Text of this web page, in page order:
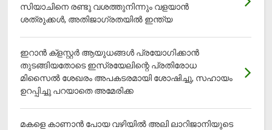
സിയാചിനെ രണ്ടു വശത്തുനിന്നും വളയാൻ
ശത്രുക്കൾ, അതിജാ​ഗ്രതയിൽ ഇന്ത്യ
ഇറാന്‍ ക്‌ളസ്റ്റര്‍ ആയുധങ്ങള്‍ പ്രയോഗിക്കാന്‍
തുടങ്ങിയതോടെ ഇസ്രയേലിന്റെ പ്രതിരോധ
മിസൈല്‍ ശേഖരം അപകടരമായി ശോഷിച്ചു, സഹായം
ഉറപ്പിച്ചു പറയാതെ അമേരിക്ക
മകളെ കാണാന്‍ പോയ വഴിയില്‍ അലി ലാറിജാനിയുടെ